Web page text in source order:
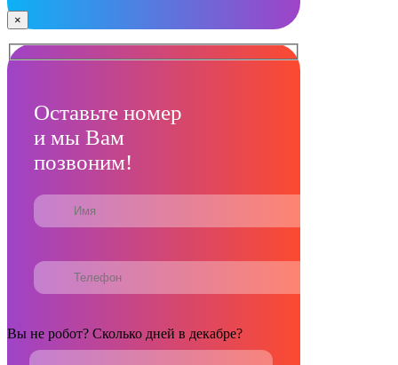
×
Оставьте номер
и мы Вам
позвоним!
Вы не робот? Сколько дней в декабре?